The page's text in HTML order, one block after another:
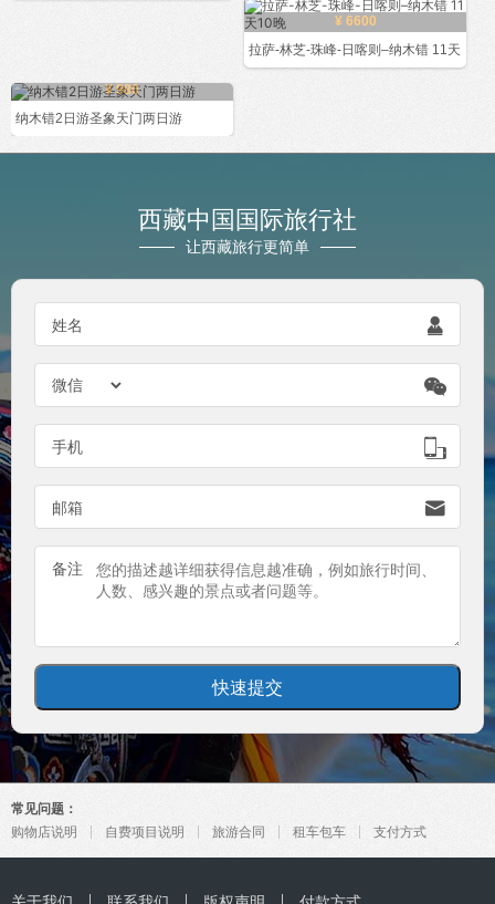
¥ 6600
拉萨-林芝-珠峰-日喀则–纳木错 11天
¥ 980
纳木错2日游圣象天门两日游
西藏中国国际旅行社
让西藏旅行更简单
姓名 

手机 
邮箱 
备注
常见问题：
购物店说明
自费项目说明 旅游合同 租车包车 支付方式